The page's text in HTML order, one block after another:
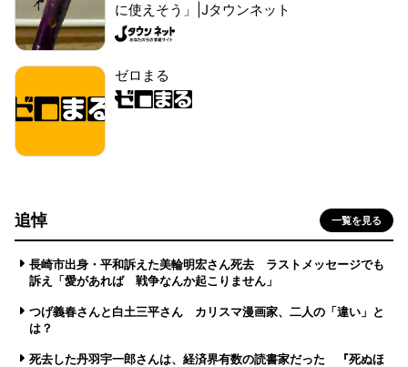
に使えそう」|Jタウンネット
ゼロまる
追悼 一覧を見る
長崎市出身・平和訴えた美輪明宏さん死去 ラストメッセージでも
訴え「愛があれば 戦争なんか起こりません」
つげ義春さんと白土三平さん カリスマ漫画家、二人の「違い」と
は？
死去した丹羽宇一郎さんは、経済界有数の読書家だった 『死ぬほ